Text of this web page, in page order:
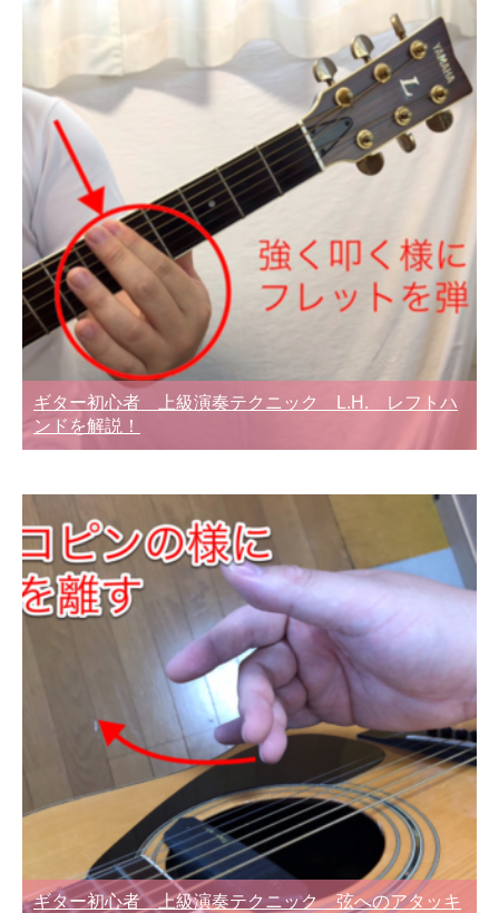
ギター初心者 上級演奏テクニック L.H. レフトハ
ンドを解説！
ギター初心者 上級演奏テクニック 弦へのアタッキ